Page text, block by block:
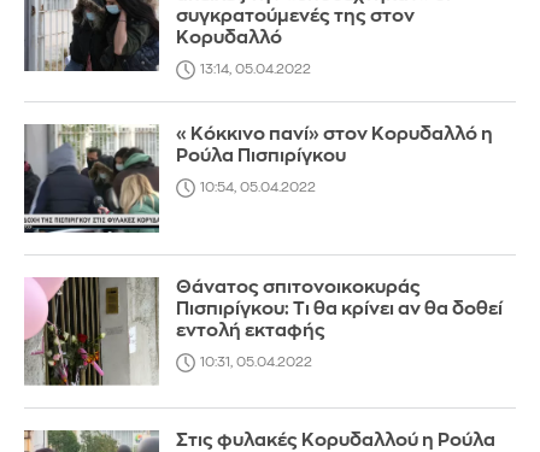
συγκρατούμενές της στον
Κορυδαλλό
13:14, 05.04.2022
«Κόκκινο πανί» στον Κορυδαλλό η
Ρούλα Πισπιρίγκου
10:54, 05.04.2022
Θάνατος σπιτονοικοκυράς
Πισπιρίγκου: Τι θα κρίνει αν θα δοθεί
εντολή εκταφής
10:31, 05.04.2022
Στις φυλακές Κορυδαλλού η Ρούλα